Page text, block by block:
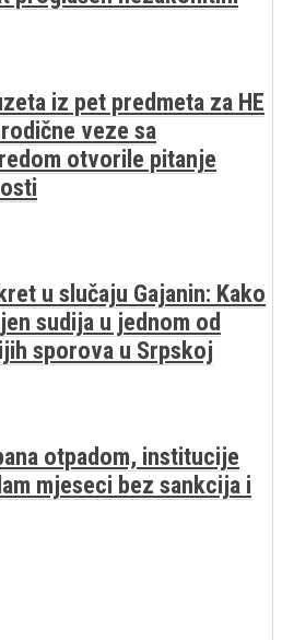
iz pet predmeta za HE
veze sa
otvorile pitanje
u slučaju Gajanin: Kako
sudija u jednom od
sporova u Srpskoj
otpadom, institucije
mjeseci bez sankcija i